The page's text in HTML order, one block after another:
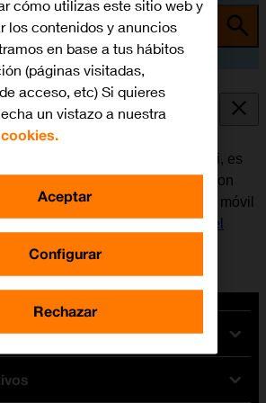
o tema
como punto de acceso Wi-Fi
como punto de acceso Wi-Fi, es
de internet del teléfono con
de Wi-Fi. Antes de utilizar el móvil
Wi-Fi, es necesario
configurar el
cómo utilizas este sitio web y
los contenidos y anuncios
en base a tus hábitos
(páginas visitadas,
acceso, etc) Si quieres
un vistazo a nuestra
Configurar
Rechazar
Aceptar